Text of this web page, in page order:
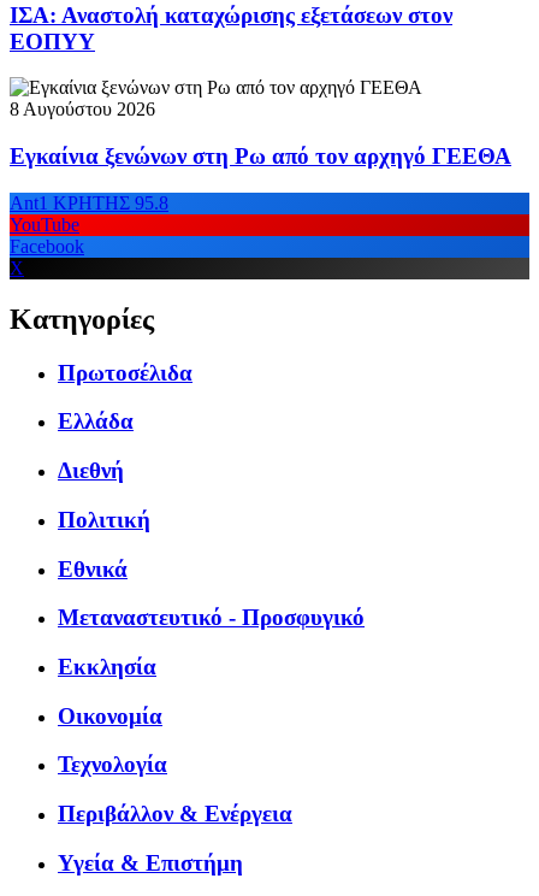
ΙΣΑ: Αναστολή καταχώρισης εξετάσεων στον
ΕΟΠΥΥ
8 Αυγούστου 2026
Εγκαίνια ξενώνων στη Ρω από τον αρχηγό ΓΕΕΘΑ
Ant1 ΚΡΗΤΗΣ 95.8
YouTube
Facebook
X
Κατηγορίες
Πρωτοσέλιδα
Ελλάδα
Διεθνή
Πολιτική
Εθνικά
Μεταναστευτικό - Προσφυγικό
Εκκλησία
Οικονομία
Τεχνολογία
Περιβάλλον & Ενέργεια
Υγεία & Επιστήμη